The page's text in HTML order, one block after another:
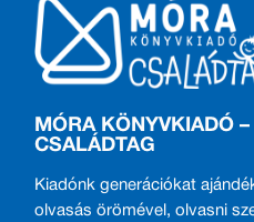
MÓRA KÖNYVKIADÓ
CSALÁDTAG
Kiadónk generációkat
olvasás örömével, olvasni